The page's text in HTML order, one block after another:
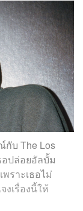
บ The Los
อปล่อยอัลบั้ม
ราะเธอไม่
เรื่องนี้ให้